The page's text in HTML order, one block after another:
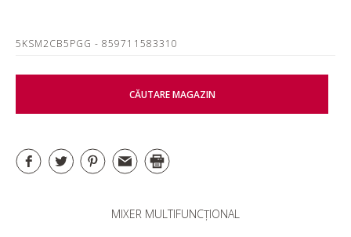
5KSM2CB5PGG - 859711583310
CĂUTARE MAGAZIN
MIXER MULTIFUNCȚIONAL